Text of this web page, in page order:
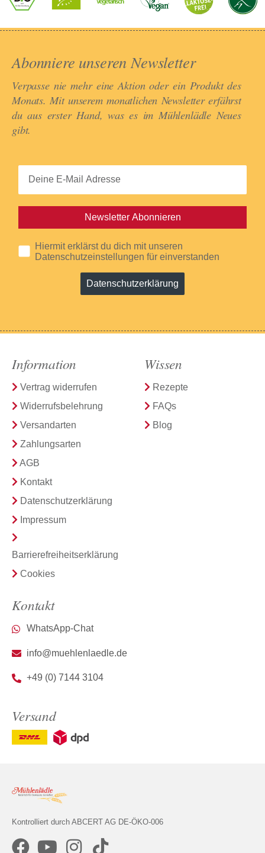
Abonniere unseren Newsletter​
Verpasse nie mehr eine Aktion oder ein Produkt des
Monats. Mit unserem monatlichen Newsletter erfährst
du aus erster Hand, was es im Mühlenlädle Neues
gibt.​
Newsletter Abonnieren
Hiermit erklärst du dich mit unseren
Datenschutzeinstellungen für einverstanden
Datenschutzerklärung
Kontrolliert durch ABCERT AG DE-ÖKO-006
Information
Vertrag widerrufen
Widerrufsbelehrung
Versandarten
Zahlungsarten
AGB
Kontakt
Datenschutzerklärung
Impressum
Barrierefreiheitserklärung
Cookies
Wissen
Rezepte
FAQs
Blog
Kontakt
WhatsApp-Chat
info@muehlenlaedle.de
+49 (0) 7144 3104
Versand